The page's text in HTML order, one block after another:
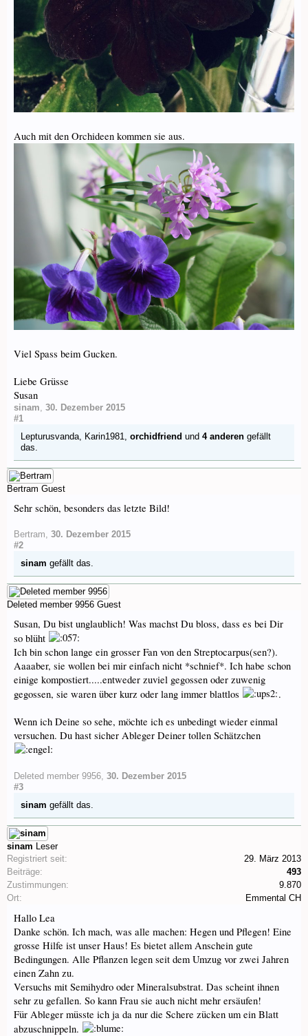
Auch mit den Orchideen kommen sie aus.
Viel Spass beim Gucken.
Liebe Grüsse
Susan
sinam, 30. Dezember 2015
#1
Lepturusvanda, Karin1981, orchidfriend und 4 anderen gefällt
das.
Bertram Guest
Sehr schön, besonders das letzte Bild!
Bertram, 30. Dezember 2015
#2
sinam gefällt das.
Deleted member 9956 Guest
Susan, Du bist unglaublich! Was machst Du bloss, dass es bei Dir
so blüht
Ich bin schon lange ein grosser Fan von den Streptocarpus(sen?).
Aaaaber, sie wollen bei mir einfach nicht *schnief*. Ich habe schon
einige kompostiert.....entweder zuviel gegossen oder zuwenig
gegossen, sie waren über kurz oder lang immer blattlos
.
Wenn ich Deine so sehe, möchte ich es unbedingt wieder einmal
versuchen. Du hast sicher Ableger Deiner tollen Schätzchen
Deleted member 9956, 30. Dezember 2015
#3
sinam gefällt das.
sinam Leser
Registriert seit:
29. März 2013
Beiträge:
493
Zustimmungen:
9.870
Ort:
Emmental CH
Hallo Lea
Danke schön. Ich mach, was alle machen: Hegen und Pflegen! Eine
grosse Hilfe ist unser Haus! Es bietet allem Anschein gute
Bedingungen. Alle Pflanzen legen seit dem Umzug vor zwei Jahren
einen Zahn zu.
Versuchs mit Semihydro oder Mineralsubstrat. Das scheint ihnen
sehr zu gefallen. So kann Frau sie auch nicht mehr ersäufen!
Für Ableger müsste ich ja da nur die Schere zücken um ein Blatt
abzuschnippeln.